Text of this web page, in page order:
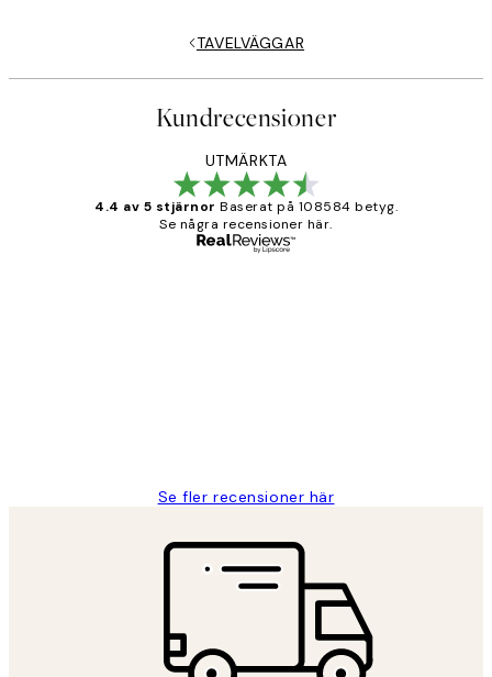
TAVELVÄGGAR
Kundrecensioner
UTMÄRKTA
4.4 av 5 stjärnor Baserat på 108584 betyg.
Se några recensioner här.
Se fler recensioner här